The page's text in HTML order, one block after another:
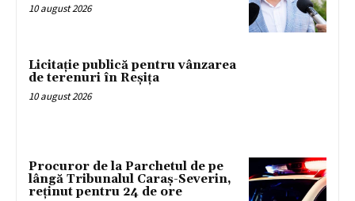
10 august 2026
Licitație publică pentru vânzarea
de terenuri în Reșița
10 august 2026
Procuror de la Parchetul de pe
lângă Tribunalul Caraș-Severin,
reținut pentru 24 de ore